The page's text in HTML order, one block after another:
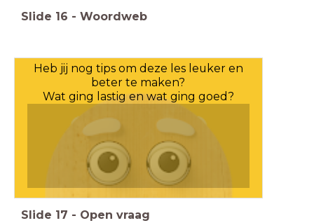
Slide 16 - Woordweb
Heb jij nog tips om deze les leuker en
beter te maken?
Wat ging lastig en wat ging goed?
Slide 17 - Open vraag